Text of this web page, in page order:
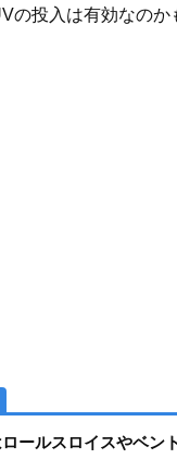
の投入は有効なのか
ールスロイスやベン